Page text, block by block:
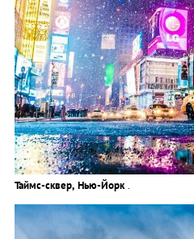
Таймс-сквер, Нью-Йорк.